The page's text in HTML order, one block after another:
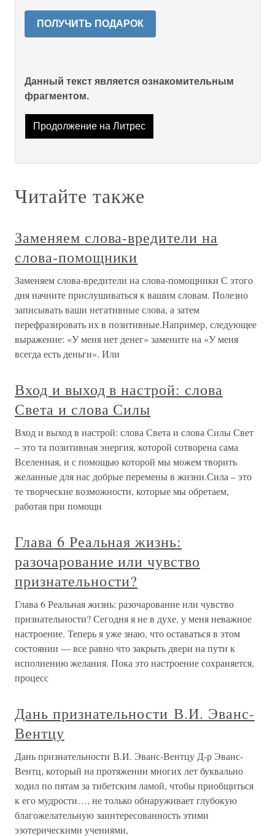
ПОЛУЧИТЬ ПОДАРОК
Данный текст является ознакомительным
фрагментом.
Продолжение на Литрес
Читайте также
Заменяем слова-вредители на
слова-помощники
Заменяем слова-вредители на слова-помощники С этого
дня начните прислушиваться к вашим словам. Полезно
записывать ваши негативные слова, а затем
перефразировать их в позитивные.Например, следующее
выражение: «У меня нет денег» замените на «У меня
всегда есть деньги». Или
Вход и выход в настрой: слова
Света и слова Силы
Вход и выход в настрой: слова Света и слова Силы Свет
– это та позитивная энергия, которой сотворена сама
Вселенная, и с помощью которой мы можем творить
желанные для нас добрые перемены в жизни.Сила – это
те творческие возможности, которые мы обретаем,
работая при помощи
Глава 6 Реальная жизнь:
разочарование или чувство
признательности?
Глава 6 Реальная жизнь: разочарование или чувство
признательности? Сегодня я не в духе, у меня неважное
настроение. Теперь я уже знаю, что оставаться в этом
состоянии — все равно что закрыть двери на пути к
исполнению желания. Пока это настроение сохраняется,
процесс
Дань признательности В.И. Эванс-
Вентцу
Дань признательности В.И. Эванс-Вентцу Д-р Эванс-
Вентц, который на протяжении многих лет буквально
ходил по пятам за тибетским ламой, чтобы приобщиться
к его мудрости…, не только обнаруживает глубокую
благожелательную заинтересованность этими
эзотерическими учениями,